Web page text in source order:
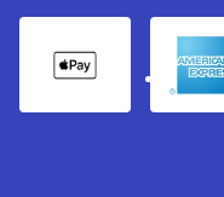
American express
Pay